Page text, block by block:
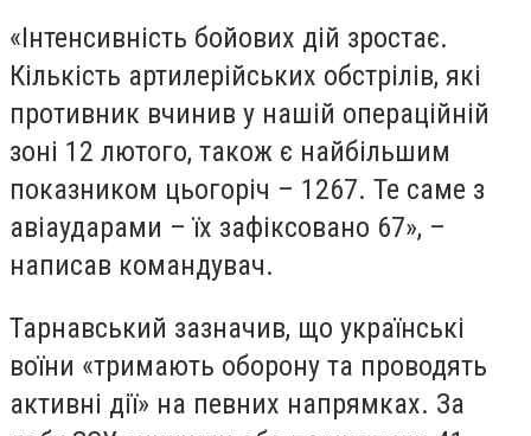
«Інтенсивність бойових дій зростає.
Кількість артилерійських обстрілів, які
противник вчинив у нашій операційній
зоні 12 лютого, також є найбільшим
показником цьогоріч – 1267. Те саме з
авіаударами – їх зафіксовано 67», –
написав командувач.
Тарнавський зазначив, що українські
воїни «тримають оборону та проводять
активні дії» на певних напрямках. За